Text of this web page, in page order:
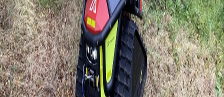
0
seconds
of
0
seconds